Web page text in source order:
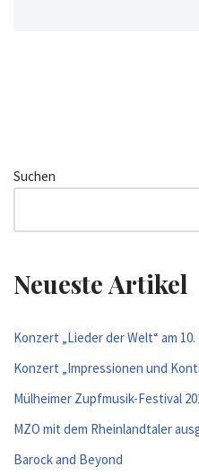
Suchen
Neueste Artikel
Konzert „Lieder der Welt“ am 10.
Konzert „Impressionen und
Mülheimer Zupfmusik-Festival
MZO mit dem Rheinlandtaler
Barock and Beyond